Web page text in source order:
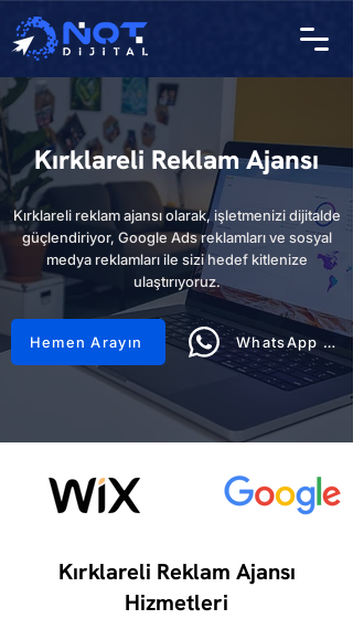
Kırklareli Reklam Ajansı
Kırklareli reklam ajansı olarak, işletmenizi dijitalde
güçlendiriyor, Google Ads reklamları ve sosyal
medya reklamları ile sizi hedef kitlenize
ulaştırıyoruz.
Hemen Arayın WhatsApp Hattı
Kırklareli Reklam Ajansı
Hizmetleri